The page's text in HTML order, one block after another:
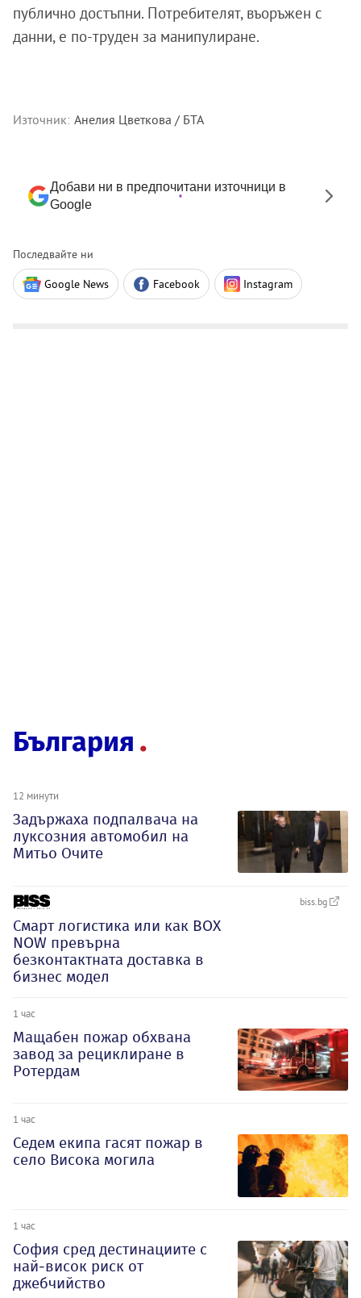
публично достъпни. Потребителят, въоръжен с
данни, е по-труден за манипулиране.
Източник: Анелия Цветкова / БТА
Добави ни в предпочитани източници в
Google
Последвайте ни
Google News Facebook Instagram
България
12 минути
Задържаха подпалвача на
луксозния автомобил на
Митьо Очите
biss.bg
Смарт логистика или как BOX
NOW превърна
безконтактната доставка в
бизнес модел
1 час
Мащабен пожар обхвана
завод за рециклиране в
Ротердам
1 час
Седем екипа гасят пожар в
село Висока могила
1 час
София сред дестинациите с
най-висок риск от
джебчийство